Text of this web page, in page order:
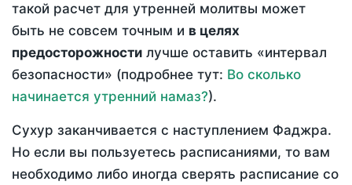
такой расчет для утренней молитвы может
быть не совсем точным и в целях
предосторожности лучше оставить «интервал
безопасности» (подробнее тут: Во сколько
начинается утренний намаз?).
Сухур заканчивается с наступлением Фаджра.
Но если вы пользуетесь расписаниями, то вам
необходимо либо иногда сверять расписание со